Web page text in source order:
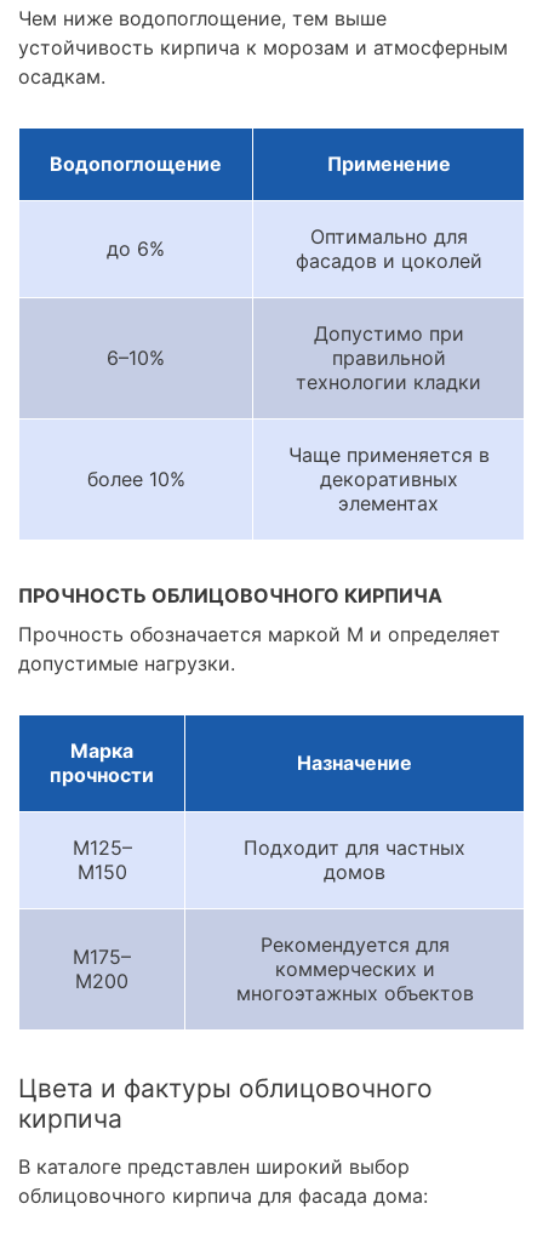
Чем ниже водопоглощение, тем выше
устойчивость кирпича к морозам и атмосферным
осадкам.
Водопоглощение Применение
до 6%
Оптимально для
фасадов и цоколей
6–10%
Допустимо при
правильной
технологии кладки
более 10%
Чаще применяется в
декоративных
элементах
ПРОЧНОСТЬ ОБЛИЦОВОЧНОГО КИРПИЧА
Прочность обозначается маркой М и определяет
допустимые нагрузки.
Марка
прочности
Назначение
М125–
М150
Подходит для частных
домов
М175–
М200
Рекомендуется для
коммерческих и
многоэтажных объектов
Цвета и фактуры облицовочного
кирпича
В каталоге представлен широкий выбор
облицовочного кирпича для фасада дома: